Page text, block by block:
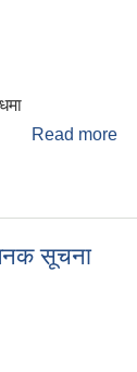
Read more
सूचना